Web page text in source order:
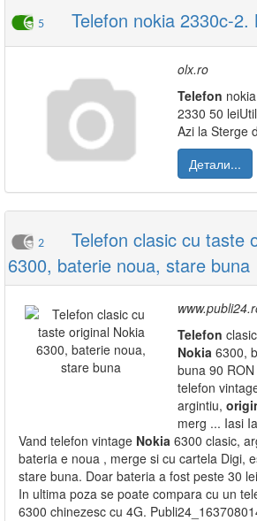
5 Telefon nokia 2330c-2.
olx.ro
Telefon nokia
2330 50
Azi la Sterge
Детали...
2
Telefon clasic cu taste
6300, baterie noua, stare buna
Telefon
Nokia 6300,
buna 90
telefon
argintiu,
merg ... Iasi
Vand telefon vintage Nokia 6300 clasic,
bateria e noua , merge si cu cartela Digi,
stare buna. Doar bateria a fost peste 30
In ultima poza se poate compara cu un
6300 chinezesc cu 4G.